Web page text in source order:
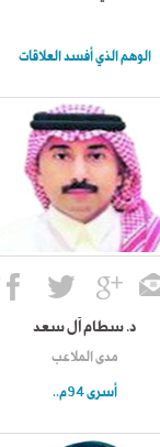
الوهم الذي أفسد العلاقات
د. سطام آل سعد
مدى الملاعب
أسرى 94م..